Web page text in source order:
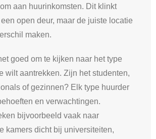
aan huurinkomsten. Dit klinkt
open deur, maar de juiste locatie
maken.
goed om te kijken naar het type
wilt aantrekken. Zijn het studenten,
of gezinnen? Elk type huurder
en verwachtingen.
bijvoorbeeld vaak naar
kamers dicht bij universiteiten,